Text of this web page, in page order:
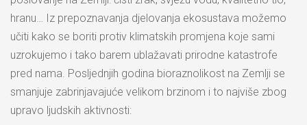
hranu… Iz prepoznavanja djelovanja ekosustava možemo
učiti kako se boriti protiv klimatskih promjena koje sami
uzrokujemo i tako barem ublažavati prirodne katastrofe
pred nama. Posljednjih godina bioraznolikost na Zemlji se
smanjuje zabrinjavajuće velikom brzinom i to najviše zbog
upravo ljudskih aktivnosti: